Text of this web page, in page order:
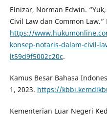
Elnizar, Norman Edwin.
Civil Law dan Common
https://
konsep-notaris-dalam-civil-
lt59d9f5002c20c.
Kamus Besar Bahasa
1, 2023. https://
Kementerian Luar Negeri